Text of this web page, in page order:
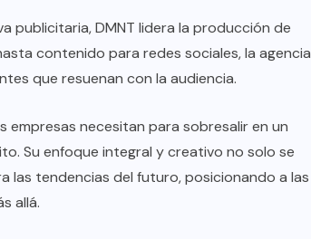
publicitaria, DMNT lidera la producción de
contenido para redes sociales, la agencia
que resuenan con la audiencia.
empresas necesitan para sobresalir en un
Su enfoque integral y creativo no solo se
las tendencias del futuro, posicionando a las
allá.